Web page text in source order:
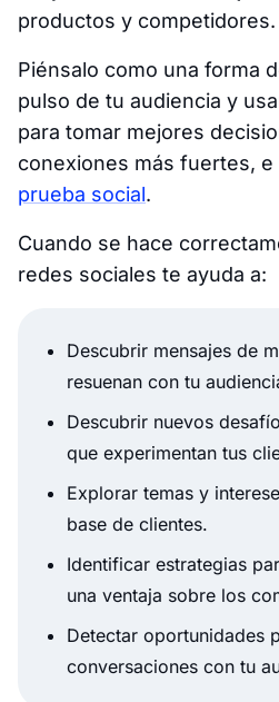
productos y competidores.
Piénsalo como una forma
pulso de tu audiencia y
para tomar mejores
conexiones más fuertes,
prueba social.
Cuando se hace
redes sociales te ayuda a:
Descubrir mensajes de
resuenan con tu
Descubrir nuevos
que experimentan tus
Explorar temas y
base de clientes.
Identificar estrategias
una ventaja sobre los
Detectar oportunidades
conversaciones con tu